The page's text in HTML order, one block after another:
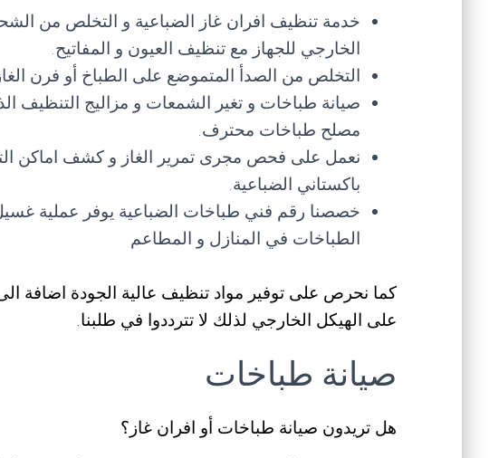
خدمة تنظيف افران غاز الضباعية و التخلص من
الخارجي للجهاز مع تنظيف العيون و المفاتيح.
التخلص من الصدأ المتموضع على الطباخ أو فرن
صيانة طباخات و تغير الشمعات و مزاليج التنظيف
مصلح طباخات محترف.
نعمل على فحص مجرى تمرير الغاز و كشف اماكن
باكستاني الضباعية.
خصصنا رقم فني طباخات الضباعية يوفر عملية
الطباخات في المنازل و المطاعم
كما نحرص على توفير مواد تنظيف عالية الجودة اضافة
على الهيكل الخارجي لذلك لا تترددوا في طلبنا.
صيانة طباخات
هل تريدون صيانة طباخات أو افران غاز؟